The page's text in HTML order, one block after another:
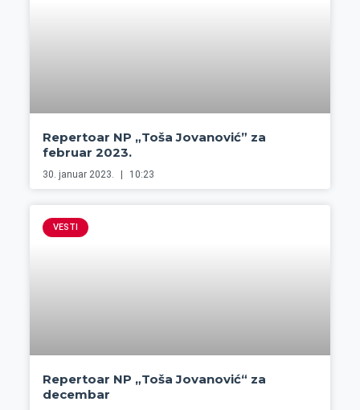
Repertoar NP „Toša Jovanović” za
februar 2023.
30. januar 2023. 10:23
VESTI
Repertoar NP „Toša Jovanović“ za
decembar